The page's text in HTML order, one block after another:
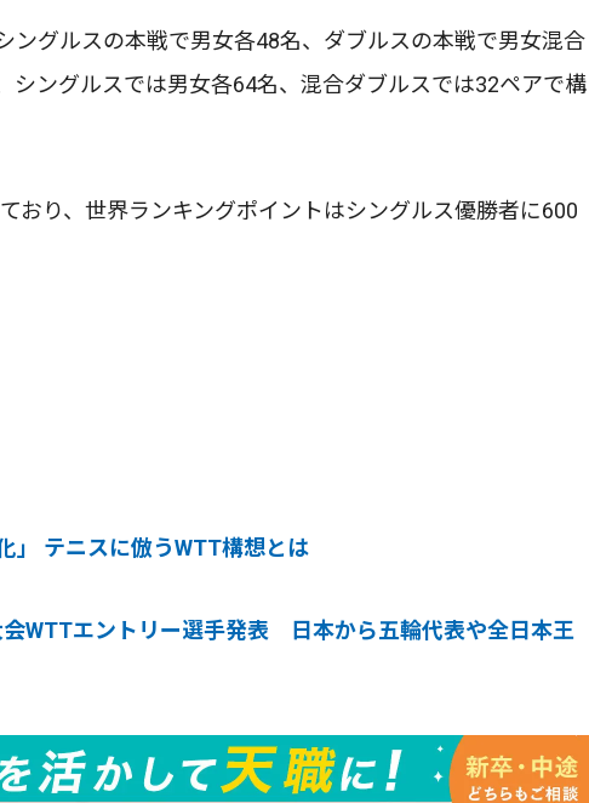
ングルスの本戦で男女各48名、ダブルスの本戦で男女混合
シングルスでは男女各64名、混合ダブルスでは32ペアで構
おり、世界ランキングポイントはシングルス優勝者に600
」 テニスに倣うWTT構想とは
WTTエントリー選手発表 日本から五輪代表や全日本王